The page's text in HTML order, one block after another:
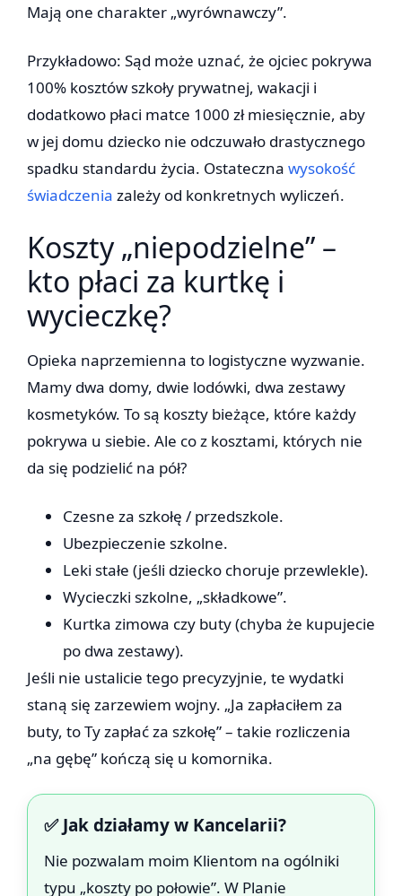
Mają one charakter „wyrównawczy”.
Przykładowo: Sąd może uznać, że ojciec pokrywa
100% kosztów szkoły prywatnej, wakacji i
dodatkowo płaci matce 1000 zł miesięcznie, aby
w jej domu dziecko nie odczuwało drastycznego
spadku standardu życia. Ostateczna wysokość
świadczenia zależy od konkretnych wyliczeń.
Koszty „niepodzielne” –
kto płaci za kurtkę i
wycieczkę?
Opieka naprzemienna to logistyczne wyzwanie.
Mamy dwa domy, dwie lodówki, dwa zestawy
kosmetyków. To są koszty bieżące, które każdy
pokrywa u siebie. Ale co z kosztami, których nie
da się podzielić na pół?
Czesne za szkołę / przedszkole.
Ubezpieczenie szkolne.
Leki stałe (jeśli dziecko choruje przewlekle).
Wycieczki szkolne, „składkowe”.
Kurtka zimowa czy buty (chyba że kupujecie
po dwa zestawy).
Jeśli nie ustalicie tego precyzyjnie, te wydatki
staną się zarzewiem wojny. „Ja zapłaciłem za
buty, to Ty zapłać za szkołę” – takie rozliczenia
„na gębę” kończą się u komornika.
✅ Jak działamy w Kancelarii?
Nie pozwalam moim Klientom na ogólniki
typu „koszty po połowie”. W Planie